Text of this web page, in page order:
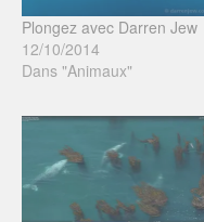
Plongez avec Darren Jew
12/10/2014
Dans "Animaux"